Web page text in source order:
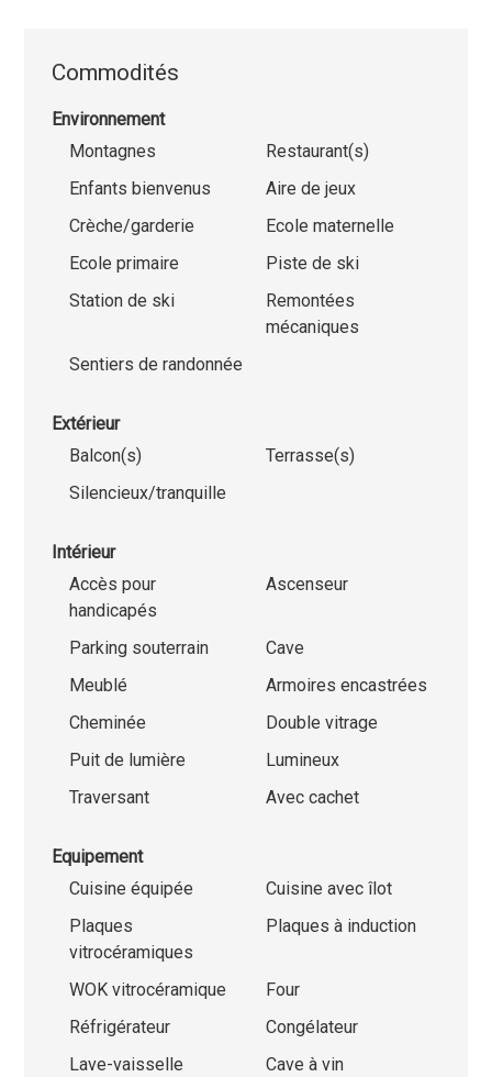
Commodités
Environnement
Montagnes
Restaurant(s)
Enfants bienvenus
Aire de jeux
Crèche/garderie
Ecole maternelle
Ecole primaire
Piste de ski
Station de ski
Remontées
mécaniques
Sentiers de randonnée
Extérieur
Balcon(s)
Terrasse(s)
Silencieux/tranquille
Intérieur
Accès pour
handicapés
Ascenseur
Parking souterrain
Cave
Meublé
Armoires encastrées
Cheminée
Double vitrage
Puit de lumière
Lumineux
Traversant
Avec cachet
Equipement
Cuisine équipée
Cuisine avec îlot
Plaques
vitrocéramiques
Plaques à induction
WOK vitrocéramique
Four
Réfrigérateur
Congélateur
Lave-vaisselle
Cave à vin